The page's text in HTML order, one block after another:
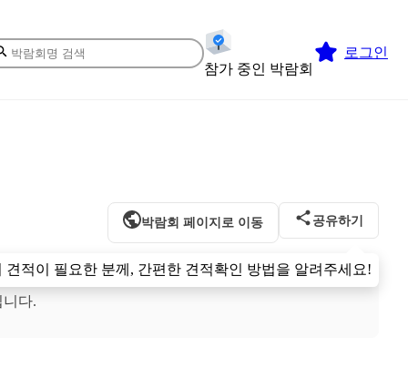
참가 중인 박람회
로그인
박람회 페이지로 이동 공유하기
견적이 필요한 분께, 간편한 견적확인 방법을 알려주세요!
다.